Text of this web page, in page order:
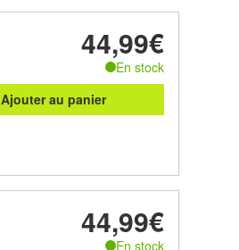
44,99€
En stock
Ajouter au panier
44,99€
En stock